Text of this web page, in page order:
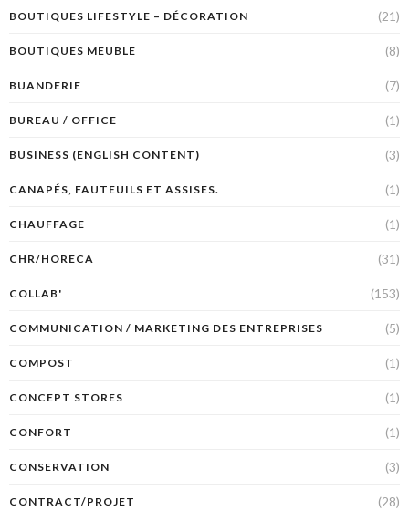
BOUTIQUES LIFESTYLE – DÉCORATION (21)
BOUTIQUES MEUBLE (8)
BUANDERIE (7)
BUREAU / OFFICE (1)
BUSINESS (ENGLISH CONTENT) (3)
CANAPÉS, FAUTEUILS ET ASSISES. (1)
CHAUFFAGE (1)
CHR/HORECA (31)
COLLAB' (153)
COMMUNICATION / MARKETING DES ENTREPRISES (5)
COMPOST (1)
CONCEPT STORES (1)
CONFORT (1)
CONSERVATION (3)
CONTRACT/PROJET (28)